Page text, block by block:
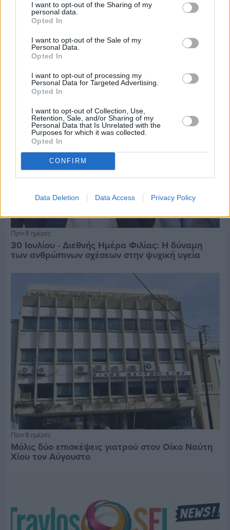
I want to opt-out of the Sharing of my
personal data.
Opted In
I want to opt-out of the Sale of my
Personal Data.
Opted In
I want to opt-out of processing my
Personal Data for Targeted Advertising.
Opted In
I want to opt-out of Collection, Use,
Retention, Sale, and/or Sharing of my
Personal Data that Is Unrelated with the
Purposes for which it was collected.
Opted In
CONFIRM
Data Deletion Data Access Privacy Policy
5ημερη εκδρομή σε Προύσα - Κωνσταντινούπολη
με το Sunrise Tours
Πριν 8 ημέρες
30 Ιουλίου - Διεθνής Ημέρα Φιλίας: Η δύναμη
των ανθρώπινων σχέσεων στην ψυχική υγεία
Πριν 8 ημέρες
Μόλις δύο επισκέψεις γιατρού στον Οίκο Ναύτη
Χίου τον Αύγουστο